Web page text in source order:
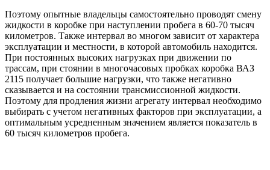
Поэтому опытные владельцы самостоятельно проводят смену
жидкости в коробке при наступлении пробега в 60-70 тысяч
километров. Также интервал во многом зависит от характера
эксплуатации и местности, в которой автомобиль находится.
При постоянных высоких нагрузках при движении по
трассам, при стоянии в многочасовых пробках коробка ВАЗ
2115 получает большие нагрузки, что также негативно
сказывается и на состоянии трансмиссионной жидкости.
Поэтому для продления жизни агрегату интервал необходимо
выбирать с учетом негативных факторов при эксплуатации, а
оптимальным усредненным значением является показатель в
60 тысяч километров пробега.